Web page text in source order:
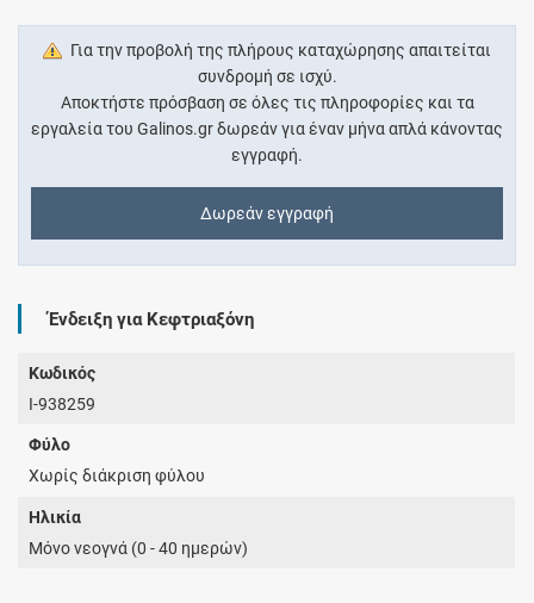
Για την προβολή της πλήρους καταχώρησης απαιτείται
συνδρομή σε ισχύ.
Αποκτήστε πρόσβαση σε όλες τις πληροφορίες και τα
εργαλεία του Galinos.gr δωρεάν για έναν μήνα απλά κάνοντας
εγγραφή.
Δωρεάν εγγραφή
Ένδειξη για Κεφτριαξόνη
Κωδικός
I-938259
Φύλο
Χωρίς διάκριση φύλου
Ηλικία
Μόνο νεογνά (0 - 40 ημερών)